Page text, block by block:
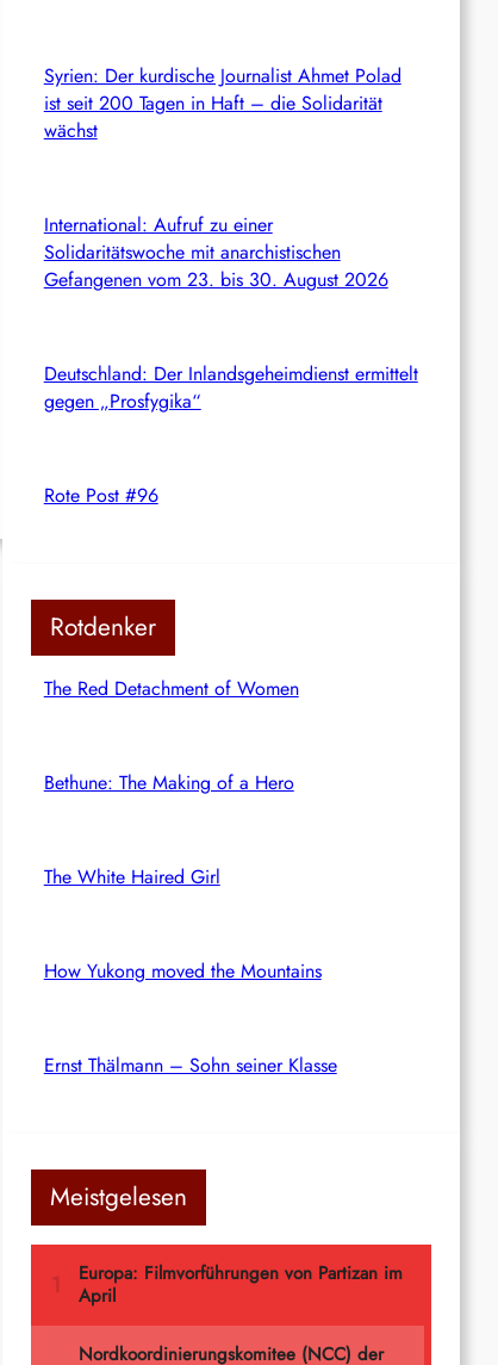
Syrien: Der kurdische Journalist Ahmet Polad
ist seit 200 Tagen in Haft – die Solidarität
wächst
International: Aufruf zu einer
Solidaritätswoche mit anarchistischen
Gefangenen vom 23. bis 30. August 2026
Deutschland: Der Inlandsgeheimdienst ermittelt
gegen „Prosfygika“
Rote Post #96
Rotdenker
The Red Detachment of Women
Bethune: The Making of a Hero
The White Haired Girl
How Yukong moved the Mountains
Ernst Thälmann – Sohn seiner Klasse
Meistgelesen